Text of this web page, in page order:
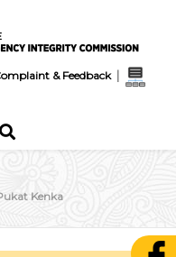
& Feedback|
Kenka